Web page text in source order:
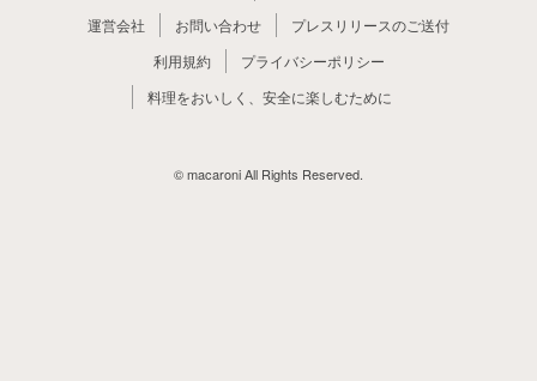
運営会社
お問い合わせ
プレスリリースのご送付
利用規約
プライバシーポリシー
料理をおいしく、安全に楽しむために
© macaroni All Rights Reserved.